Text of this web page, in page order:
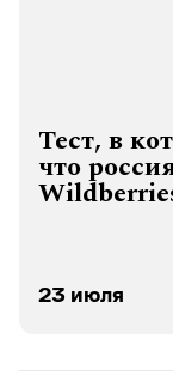
Тест, в
что
23 июля